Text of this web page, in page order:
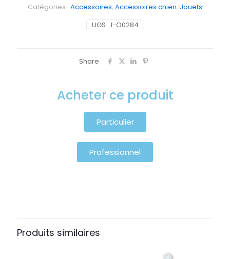
UGS : 1-O0284
Catégories : Accessoires, Accessoires chien, Jouets
Share
Acheter ce produit
Particulier
Professionnel
Produits similaires